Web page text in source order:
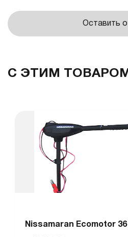
Оставить
С ЭТИМ
Nissamaran Ecomotor 36